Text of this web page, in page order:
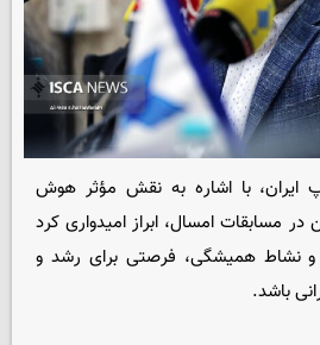
ایران، با اشاره به نقش مؤثر هوش
مسابقات امسال، ابراز امیدواری کرد
۱۴۰۳ با شور و نشاط همیشگی، فرصتی برای رشد و
باشد.